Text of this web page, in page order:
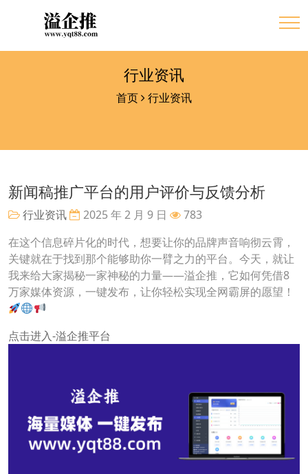
行业资讯
首页 行业资讯
新闻稿推广平台的用户评价与反馈分析
行业资讯 2025 年 2 月 9 日
783
在这个信息碎片化的时代，想要让你的品牌声音响彻云霄，
关键就在于找到那个能够助你一臂之力的平台。今天，就让
我来给大家揭秘一家神秘的力量——溢企推，它如何凭借8
万家媒体资源，一键发布，让你轻松实现全网霸屏的愿望！
点击进入-溢企推平台